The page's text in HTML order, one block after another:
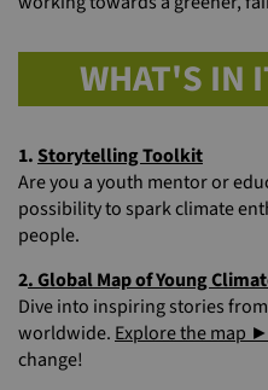
WHAT'S IN
1.Storytelling Toolkit
Are you a youth mentor or
possibility to spark climate
people.
2.Global Map of Young
Dive into inspiring stories
worldwide. Explore the map ►
change!